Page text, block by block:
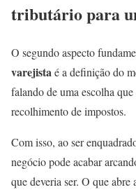
tributário para
O segundo aspecto
varejistaé a definição do
falando de uma escolha
recolhimento de impostos.
Com isso, ao ser
negócio pode acabar
que deveria ser. O que